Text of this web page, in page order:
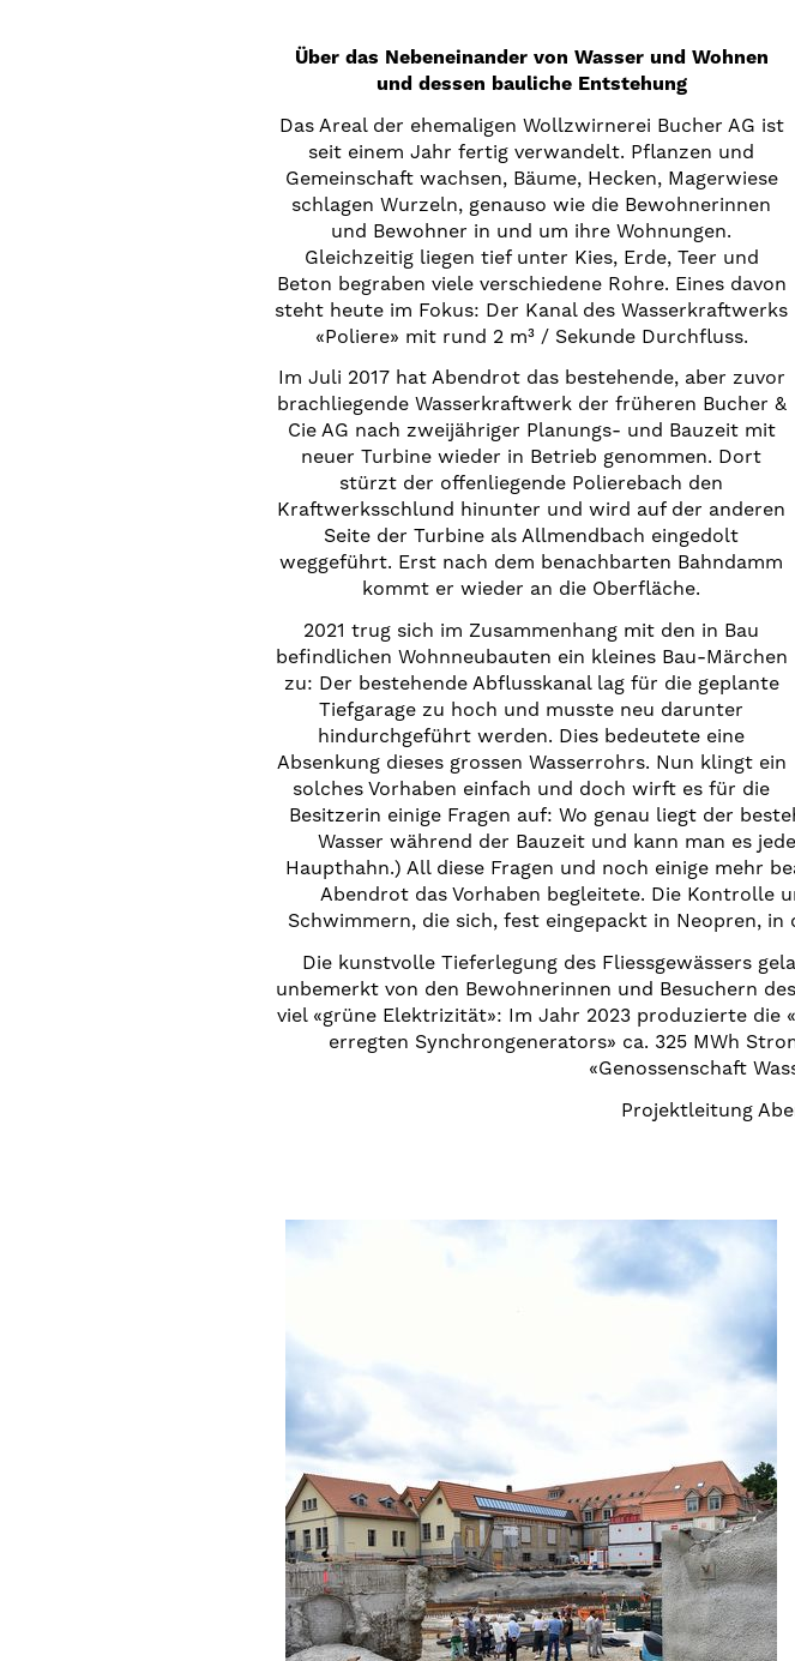
Über das Nebeneinander von Wasser und Wohnen
und dessen bauliche Entstehung
Das Areal der ehemaligen Wollzwirnerei Bucher AG ist
seit einem Jahr fertig verwandelt. Pflanzen und
Gemeinschaft wachsen, Bäume, Hecken, Magerwiese
schlagen Wurzeln, genauso wie die Bewohnerinnen
und Bewohner in und um ihre Wohnungen.
Gleichzeitig liegen tief unter Kies, Erde, Teer und
Beton begraben viele verschiedene Rohre. Eines davon
steht heute im Fokus: Der Kanal des Wasserkraftwerks
«Poliere» mit rund 2 m³ / Sekunde Durchfluss.
Im Juli 2017 hat Abendrot das bestehende, aber zuvor
brachliegende Wasserkraftwerk der früheren Bucher &
Cie AG nach zweijähriger Planungs- und Bauzeit mit
neuer Turbine wieder in Betrieb genommen. Dort
stürzt der offenliegende Polierebach den
Kraftwerksschlund hinunter und wird auf der anderen
Seite der Turbine als Allmendbach eingedolt
weggeführt. Erst nach dem benachbarten Bahndamm
kommt er wieder an die Oberfläche.
2021 trug sich im Zusammenhang mit den in Bau
befindlichen Wohnneubauten ein kleines Bau-Märchen
zu: Der bestehende Abflusskanal lag für die geplante
Tiefgarage zu hoch und musste neu darunter
hindurchgeführt werden. Dies bedeutete eine
Absenkung dieses grossen Wasserrohrs. Nun klingt ein
solches Vorhaben einfach und doch wirft es für die
Besitzerin einige Fragen auf: Wo genau liegt der
Wasser während der Bauzeit und kann man es
Haupthahn.) All diese Fragen und noch einige mehr
Abendrot das Vorhaben begleitete. Die Kontrolle
Schwimmern, die sich, fest eingepackt in Neopren,
Die kunstvolle Tieferlegung des Fliessgewässers
unbemerkt von den Bewohnerinnen und Besuchern
viel «grüne Elektrizität»: Im Jahr 2023 produzierte die
erregten Synchrongenerators» ca. 325 MWh
«Genossenschaft
Projektleitung